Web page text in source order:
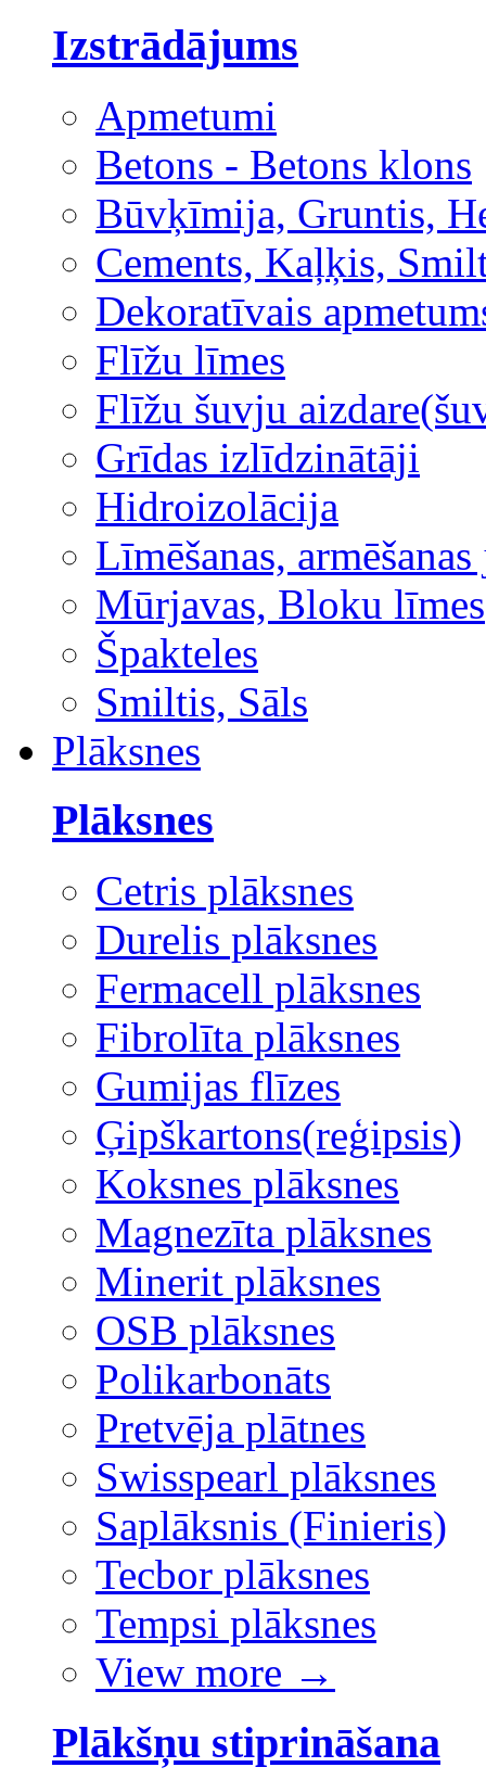
Izstrādājums
Apmetumi
Betons - Betons klons
Būvķīmija, Gruntis,
Cements, Kaļķis,
Dekoratīvais
Flīžu līmes
Flīžu šuvju
Grīdas izlīdzinātāji
Hidroizolācija
Līmēšanas, armēšanas
Mūrjavas, Bloku līmes
Špakteles
Smiltis, Sāls
Plāksnes
Plāksnes
Cetris plāksnes
Durelis plāksnes
Fermacell plāksnes
Fibrolīta plāksnes
Gumijas flīzes
Ģipškartons(reģipsis)
Koksnes plāksnes
Magnezīta plāksnes
Minerit plāksnes
OSB plāksnes
Polikarbonāts
Pretvēja plātnes
Swisspearl plāksnes
Saplāksnis (Finieris)
Tecbor plāksnes
Tempsi plāksnes
View more →
Plākšņu stiprināšana